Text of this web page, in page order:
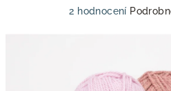
Průměrné
2 hodnocení